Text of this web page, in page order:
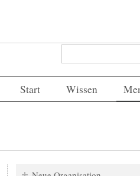
Start Wissen